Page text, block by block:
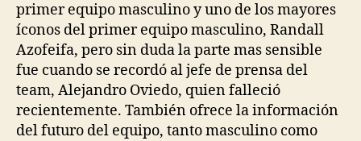
primer equipo masculino y uno de los mayores
íconos del primer equipo masculino, Randall
Azofeifa, pero sin duda la parte mas sensible
fue cuando se recordó al jefe de prensa del
team, Alejandro Oviedo, quien falleció
recientemente. También ofrece la información
del futuro del equipo, tanto masculino como